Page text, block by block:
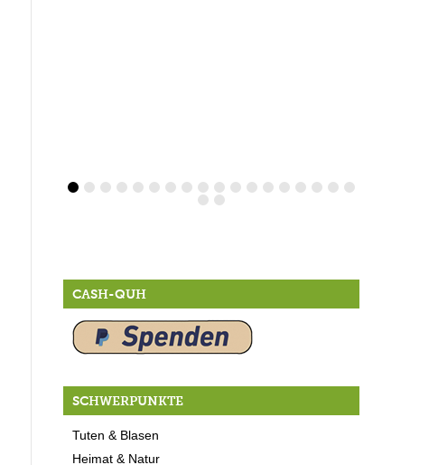
CASH-QUH
SCHWERPUNKTE
Tuten & Blasen
Heimat & Natur